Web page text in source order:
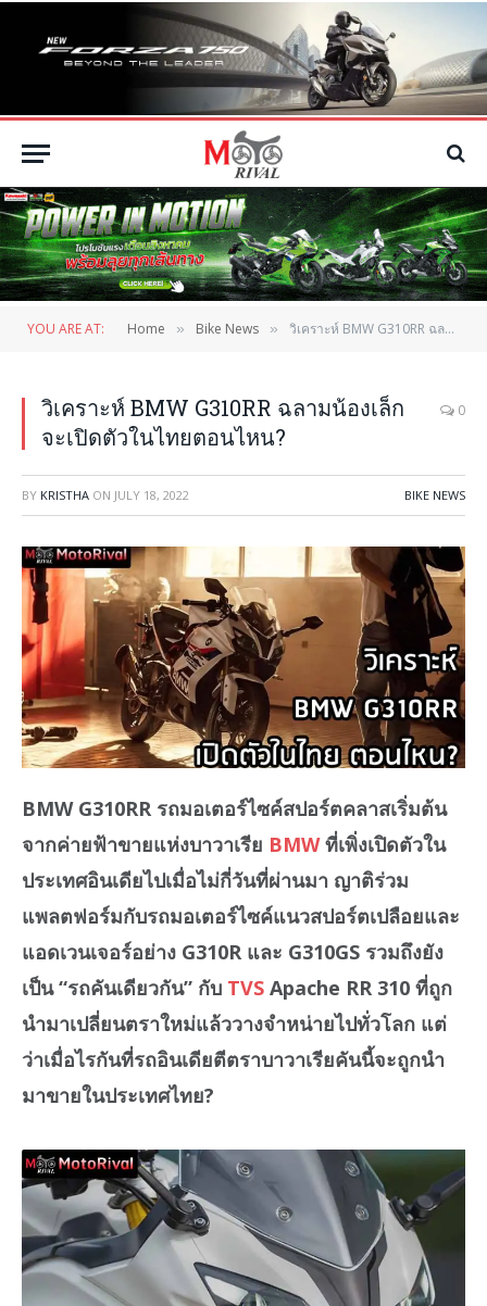
YOU ARE AT: Home » Bike News » วิเคราะห์ BMW G310RR ฉลามน้องเล็ก จะเปิดตัวในไทยตอนไหน?
วิเคราะห์ BMW G310RR ฉลามน้องเล็ก
จะเปิดตัวในไทยตอนไหน?
0
BY KRISTHA ON JULY 18, 2022 BIKE NEWS
BMW G310RR รถมอเตอร์ไซค์สปอร์ตคลาสเริ่มต้น
จากค่ายฟ้าขายแห่งบาวาเรีย BMWที่เพิ่งเปิดตัวใน
ประเทศอินเดียไปเมื่อไม่กี่วันที่ผ่านมา ญาติร่วม
แพลตฟอร์มกับรถมอเตอร์ไซค์แนวสปอร์ตเปลือยและ
แอดเวนเจอร์อย่าง G310R และ G310GS รวมถึงยัง
เป็น “รถคันเดียวกัน” กับ TVS Apache RR 310 ที่ถูก
นำมาเปลี่ยนตราใหม่แล้ววางจำหน่ายไปทั่วโลก แต่
ว่าเมื่อไรกันที่รถอินเดียตีตราบาวาเรียคันนี้จะถูกนำ
มาขายในประเทศไทย?